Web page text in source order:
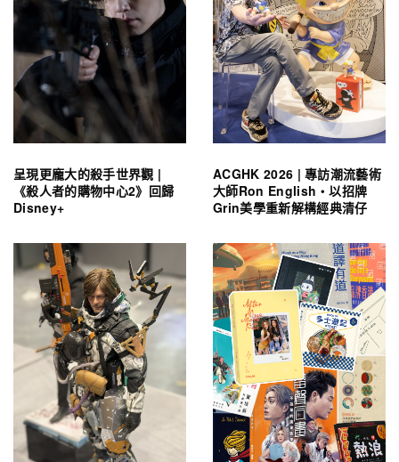
呈現更龐大的殺手世界觀 |
《殺人者的購物中心2》回歸
Disney+
ACGHK 2026 | 專訪潮流藝術
大師Ron English・以招牌
Grin美學重新解構經典清仔